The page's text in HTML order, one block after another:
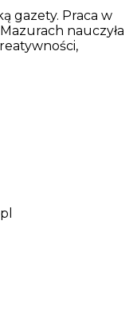
gazety. Praca w
nauczyła